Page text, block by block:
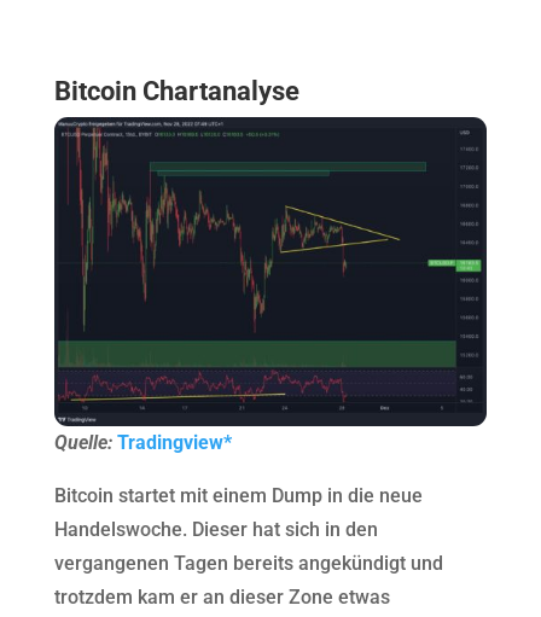
Bitcoin Chartanalyse
Quelle: Tradingview*
Bitcoin startet mit einem Dump in die neue
Handelswoche. Dieser hat sich in den
vergangenen Tagen bereits angekündigt und
trotzdem kam er an dieser Zone etwas